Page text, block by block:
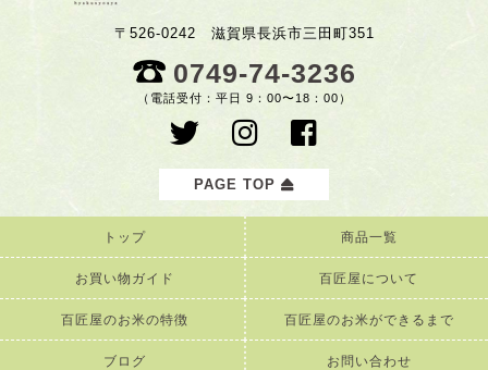
〒526-0242 滋賀県長浜市三田町351
0749-74-3236
（電話受付：平日 9：00〜18：00）
PAGE TOP
トップ 商品一覧
お買い物ガイド 百匠屋について
百匠屋のお米の特徴 百匠屋のお米ができるまで
ブログ お問い合わせ